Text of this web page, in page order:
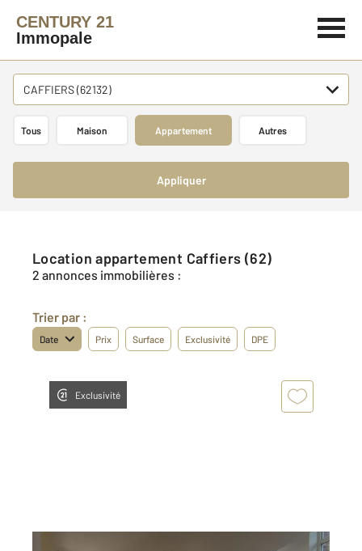
CENTURY 21
Immopale
CAFFIERS (62132)
Tous Maison Appartement Autres
Appliquer
Location appartement Caffiers (62)
2 annonces immobilières :
Trier par :
Date Prix Surface Exclusivité DPE
Exclusivité